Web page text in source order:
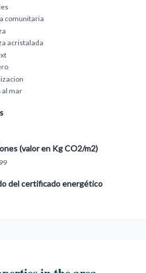
comunitaria
acristalada
al mar
(valor en Kg CO2/m2)
del certificado energético